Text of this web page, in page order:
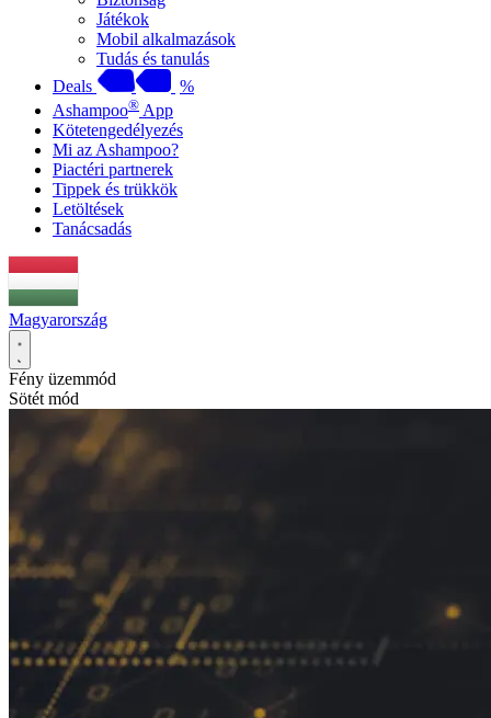
Játékok
Mobil alkalmazások
Tudás és tanulás
Deals
%
Ashampoo® App
Kötetengedélyezés
Mi az Ashampoo?
Piactéri partnerek
Tippek és trükkök
Letöltések
Tanácsadás
Magyarország
Fény üzemmód
Sötét mód